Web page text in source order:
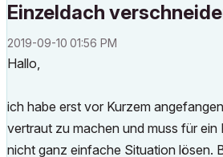
Einzeldach
‎2019-09-10 01:56 PM
Hallo,
ich habe erst vor Kurzem
vertraut zu machen und muss für ein
nicht ganz einfache Situation lösen.